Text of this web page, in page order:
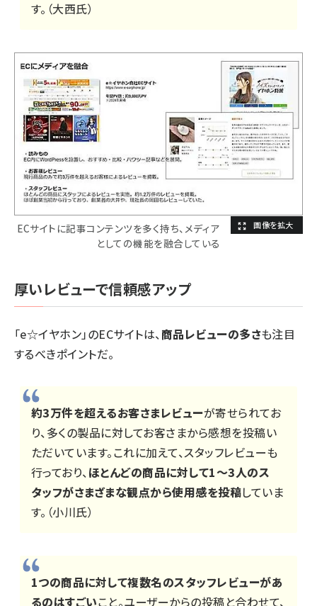
す。（大西氏）
ECサイトに記事コンテンツを多く持ち、メディア
としての機能を融合している
厚いレビューで信頼感アップ
「e☆イヤホン」のECサイトは、 商品レビューの多さも注目
するべきポイントだ。
約3万件を超えるお客さまレビューが寄せられてお
り、多くの製品に対してお客さまから感想を投稿い
ただいています。これに加えて、スタッフレビューも
行っており、 ほとんどの商品に対して1～3人のス
タッフがさまざまな観点から使用感を投稿していま
す。（小川氏）
1つの商品に対して複数名のスタッフレビューがあ
るのはすごいこと。ユーザーからの投稿と合わせて、